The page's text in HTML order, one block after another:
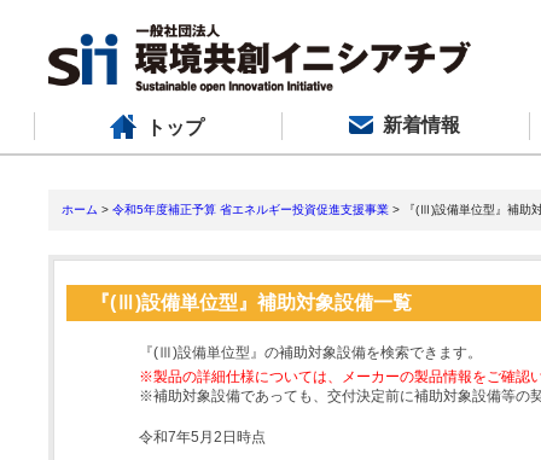
トップ 新着情報
ホーム > 令和5年度補正予算 省エネルギー投資促進支援事業 > 『(Ⅲ)設備単位型』補助
『(Ⅲ)設備単位型』補助対象設備一覧
『(Ⅲ)設備単位型』の補助対象設備を検索できます。
※製品の詳細仕様については、メーカーの製品情報をご確認
※補助対象設備であっても、交付決定前に補助対象設備等の
令和7年5月2日時点